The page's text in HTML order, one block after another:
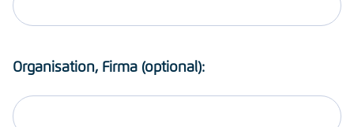
Organisation, Firma (optional):